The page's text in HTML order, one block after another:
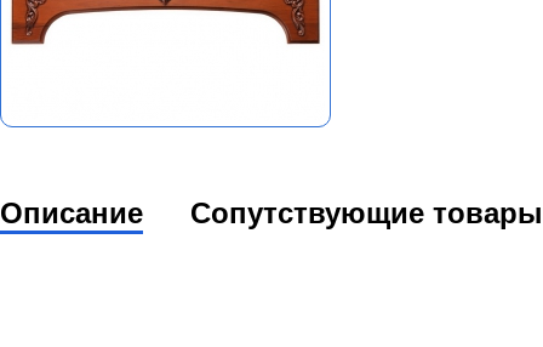
Описание Сопутствующие товары